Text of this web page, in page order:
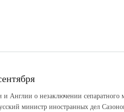
Англии о незаключении сепаратного
министр иностранных дел